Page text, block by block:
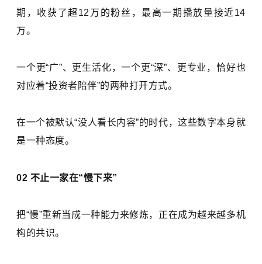
期，收获了超12万的粉丝，最高一期播放量接近14
万。
一个更“广”、更生活化，一个更“深”、更专业，恰好也
对应着“投资者陪伴”的两种打开方式。
在一个被默认“没人看长内容”的时代，这些数字本身就
是一种态度。
02 不止一家在“慢下来”
把“慢”重新当成一种能力来修炼，正在成为越来越多机
构的共识。